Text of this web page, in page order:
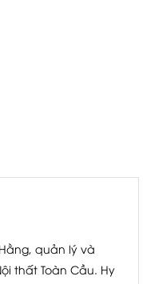
quản lý và
thất Toàn Cầu. Hy